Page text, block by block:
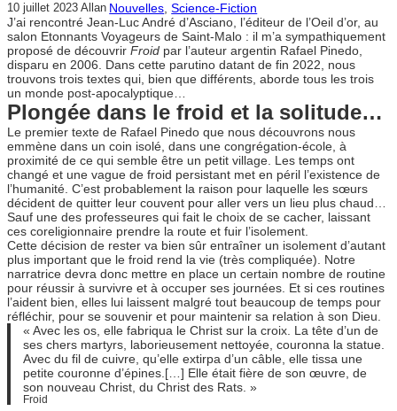
10 juillet 2023 Allan Nouvelles, Science-Fiction
J’ai rencontré Jean-Luc André d’Asciano, l’éditeur de l’Oeil d’or, au
salon Etonnants Voyageurs de Saint-Malo : il m’a sympathiquement
proposé de découvrir Froid par l’auteur argentin Rafael Pinedo,
disparu en 2006. Dans cette parutino datant de fin 2022, nous
trouvons trois textes qui, bien que différents, aborde tous les trois
un monde post-apocalyptique…
Plongée dans le froid et la solitude…
Le premier texte de Rafael Pinedo que nous découvrons nous
emmène dans un coin isolé, dans une congrégation-école, à
proximité de ce qui semble être un petit village. Les temps ont
changé et une vague de froid persistant met en péril l’existence de
l’humanité. C’est probablement la raison pour laquelle les sœurs
décident de quitter leur couvent pour aller vers un lieu plus chaud…
Sauf une des professeures qui fait le choix de se cacher, laissant
ces coreligionnaire prendre la route et fuir l’isolement.
Cette décision de rester va bien sûr entraîner un isolement d’autant
plus important que le froid rend la vie (très compliquée). Notre
narratrice devra donc mettre en place un certain nombre de routine
pour réussir à survivre et à occuper ses journées. Et si ces routines
l’aident bien, elles lui laissent malgré tout beaucoup de temps pour
réfléchir, pour se souvenir et pour maintenir sa relation à son Dieu.
« Avec les os, elle fabriqua le Christ sur la croix. La tête d’un de
ses chers martyrs, laborieusement nettoyée, couronna la statue.
Avec du fil de cuivre, qu’elle extirpa d’un câble, elle tissa une
petite couronne d’épines.[…] Elle était fière de son œuvre, de
son nouveau Christ, du Christ des Rats. »
Froid